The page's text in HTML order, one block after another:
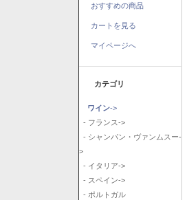
おすすめの商品
カートを見る
マイページへ
カテゴリ
ワイン->
- フランス->
- シャンパン・ヴァンムスー-
>
- イタリア->
- スペイン->
- ポルトガル